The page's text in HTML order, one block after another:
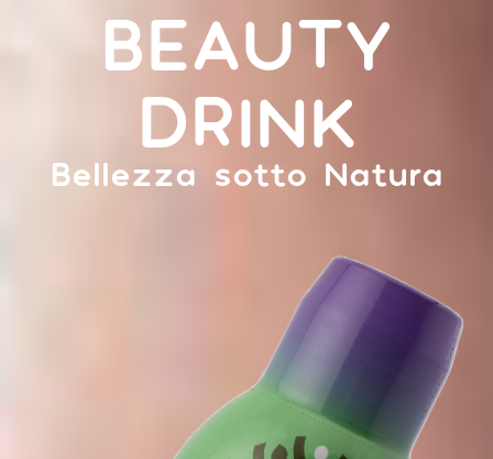
BEAUTY
DRINK
Bellezza sotto Natura